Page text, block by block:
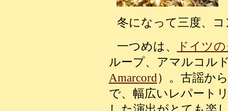
冬になって三度、
一つめは、
ドイツ
ループ、アマルコル
Amarcord）。古謡から
で、幅広いレパート